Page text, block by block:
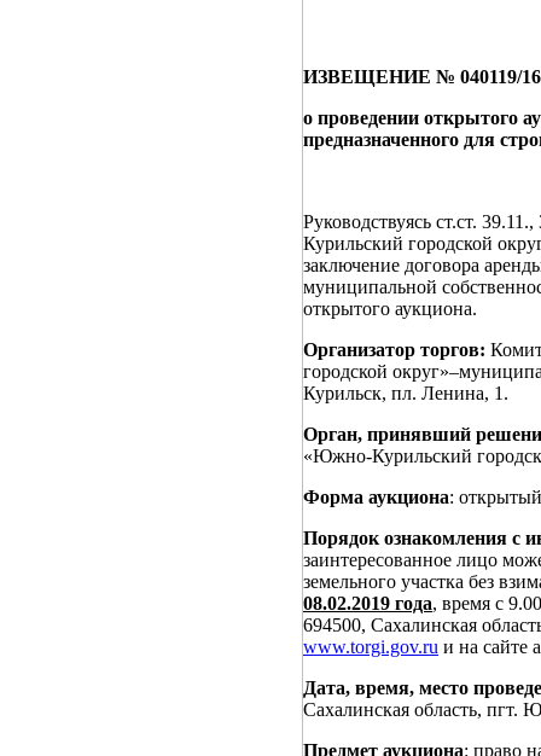
ИЗВЕЩЕНИЕ № 040119/
о проведении открытого
предназначенного для
Руководствуясь ст.ст.
Курильский городской
заключение договора
муниципальной
открытого аукциона.
Организатор торгов:
городской
Курильск, пл. Ленина, 1.
Орган, принявший
«Южно-Курильский
Форма аукциона:
Порядок ознакомления с
заинтересованное лицо
земельного участка без
08.02.2019 года, время с
694500, Сахалинская
www.torgi.gov.ru и на
Дата, время, место
Сахалинская область,
Предмет аукциона: право